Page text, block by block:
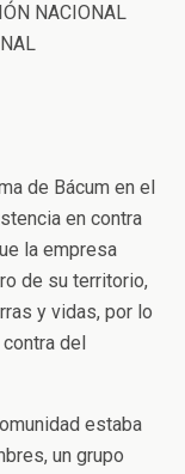
NACIONAL
de Bácum en el
en contra
la empresa
de su territorio,
y vidas, por lo
del
estaba
un grupo